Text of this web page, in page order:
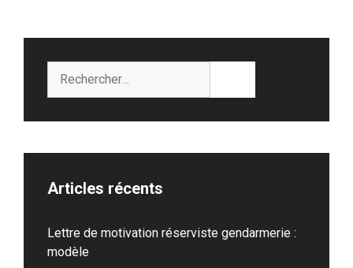
Articles récents
Lettre de motivation réserviste gendarmerie :
modèle